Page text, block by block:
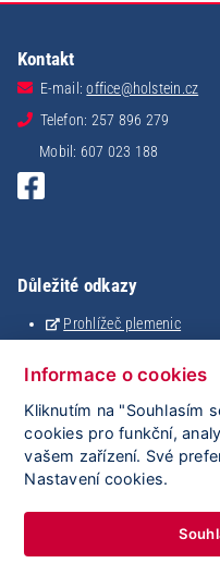
Kontakt
E-mail:office@holstein.cz
Telefon: 257 896 279
Mobil: 607 023 188
Důležité odkazy
Prohlížeč plemenic
Analýza stáda
eSkot
iGenetika
ClouDNA
ČMSCH
Plemdat
Informace o cookies
Kliknutím na "Souhlasím
cookies pro funkční,
vašem zařízení. Své
Nastavení cookies.